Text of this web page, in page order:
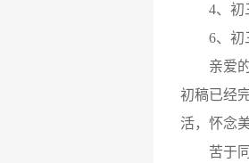
4、初
6、初三
亲爱的
初稿已经
活，怀念
苦于同